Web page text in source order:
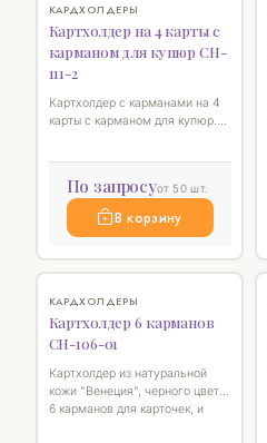
КАРДХОЛДЕРЫ
Картхолдер на 4 карты с
карманом для купюр CH-
111-2
Картхолдер с карманами на 4
карты с карманом для купюр.
По запросуот 50 шт.
В корзину
КАРДХОЛДЕРЫ
Картхолдер 6 карманов
СН-106-01
Картхолдер из натуральной
кожи "Венеция", черного цвета.
6 карманов для карточек, и